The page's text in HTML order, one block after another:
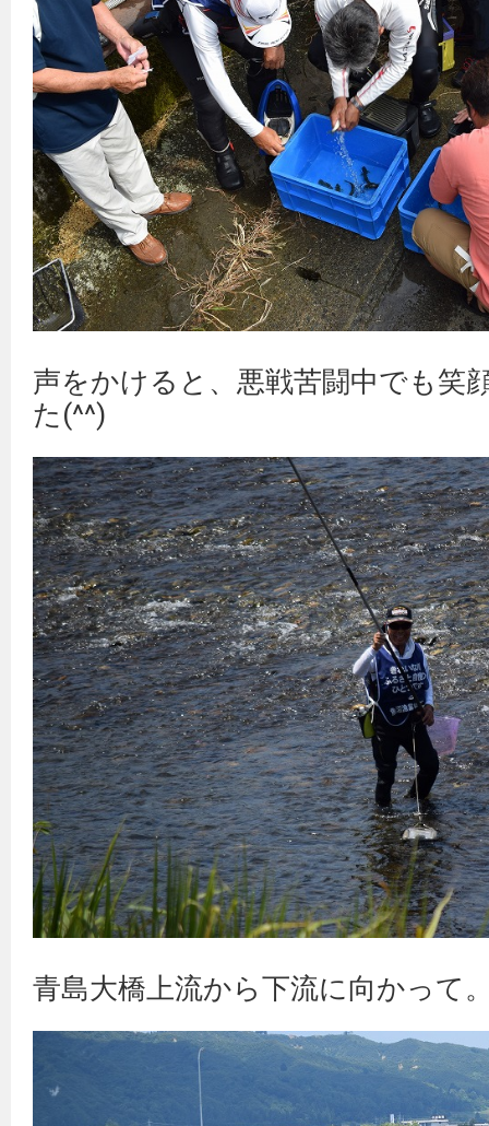
声をかけると、悪戦苦闘中でも笑
た(^^)
青島大橋上流から下流に向かって